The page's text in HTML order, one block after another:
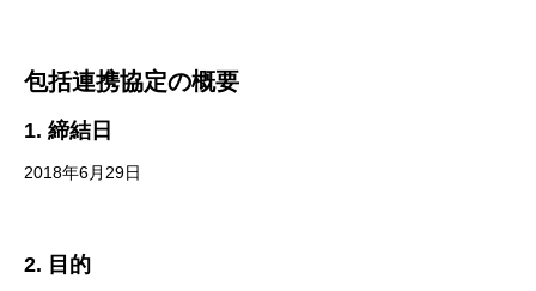
包括連携協定の概要
1. 締結日
2018年6月29日
2. 目的